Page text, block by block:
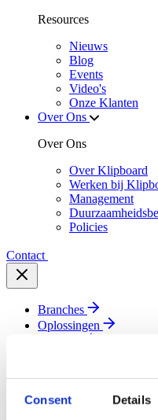
Consent Details
Resources
Nieuws
Blog
Events
Video's
Onze Klanten
Over Ons
Over Ons
Over Klipboard
Werken bij
Management
Policies
Contact
Branches
Oplossingen